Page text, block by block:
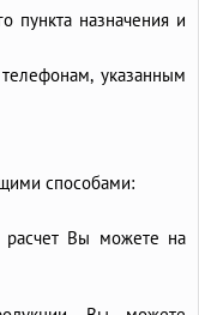
пункта назначения и
указанным
способами:
расчет Вы можете на